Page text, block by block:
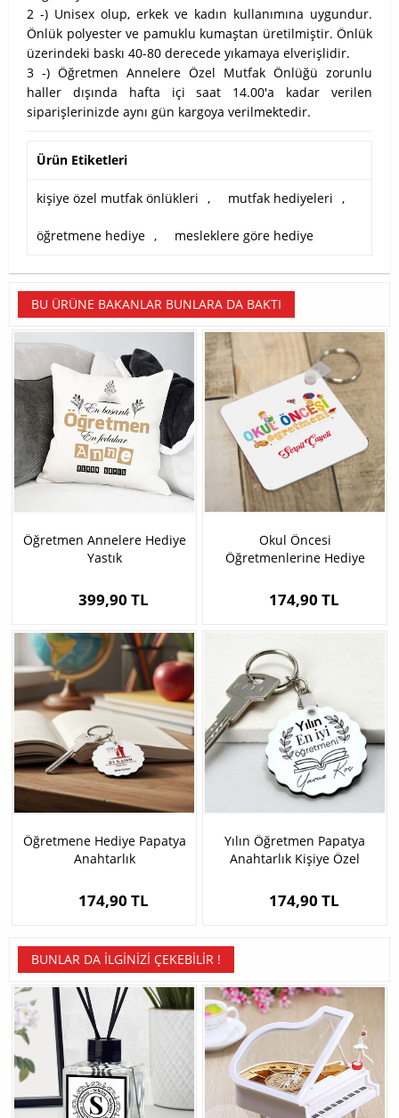
2 -) Unisex olup, erkek ve kadın kullanımına uygundur.
Önlük polyester ve pamuklu kumaştan üretilmiştir. Önlük
üzerindeki baskı 40-80 derecede yıkamaya elverişlidir.
3 -) Öğretmen Annelere Özel Mutfak Önlüğü zorunlu
haller dışında hafta içi saat 14.00'a kadar verilen
siparişlerinizde aynı gün kargoya verilmektedir.
Ürün Etiketleri
kişiye özel mutfak önlükleri , mutfak hediyeleri ,
öğretmene hediye , mesleklere göre hediye
BU ÜRÜNE BAKANLAR BUNLARA DA BAKTI
Öğretmen Annelere Hediye
Yastık
399,90 TL
Okul Öncesi
Öğretmenlerine Hediye
174,90 TL
Öğretmene Hediye Papatya
Anahtarlık
174,90 TL
Yılın Öğretmen Papatya
Anahtarlık Kişiye Özel
174,90 TL
BUNLAR DA İLGINIZI ÇEKEBILIR !